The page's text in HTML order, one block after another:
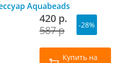
Aquabeads
420 р.
587 р
-28%
Купить на